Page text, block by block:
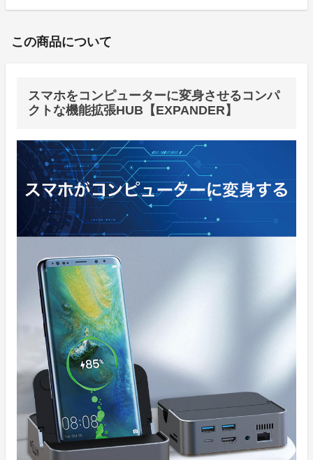
この商品について
スマホをコンピューターに変身させるコンパ
クトな機能拡張HUB【EXPANDER】